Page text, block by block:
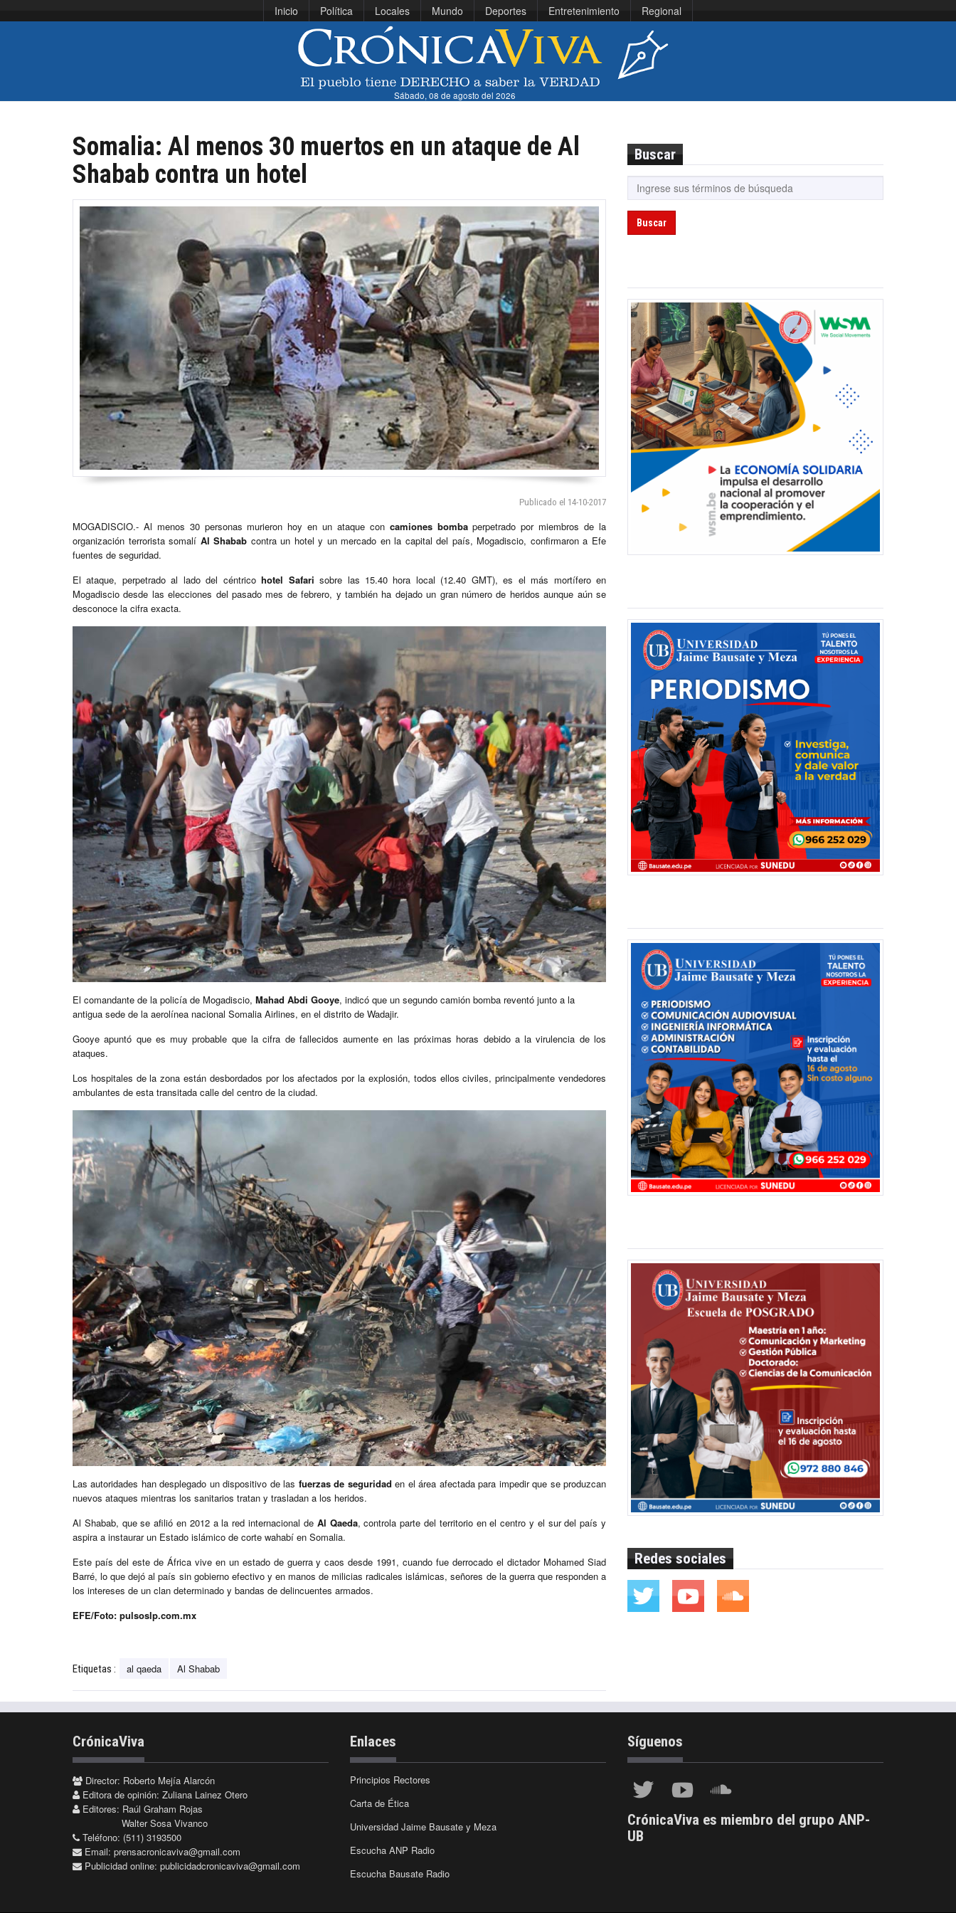
Inicio Política Locales Mundo Deportes Entretenimiento Regional
Sábado, 08 de agosto del 2026
Somalia: Al menos 30 muertos en un ataque de Al
Shabab contra un hotel
Publicado el 14-10-2017
MOGADISCIO.- Al menos 30 personas murieron hoy en un ataque con camiones bombaperpetrado por miembros de la
organización terrorista somalí Al Shabab contra un hotel y un mercado en la capital del país, Mogadiscio, confirmaron a Efe
fuentes de seguridad.
El ataque, perpetrado al lado del céntricohotel Safari sobre las 15.40 hora local (12.40 GMT), es el más mortífero en
Mogadiscio desde las elecciones del pasado mes de febrero, y también ha dejado un gran número de heridos aunque aún se
desconoce la cifra exacta.
El comandante de la policía de Mogadiscio, Mahad Abdi Gooye, indicó que un segundo camión bomba reventó junto a la
antigua sede de la aerolínea nacional Somalia Airlines, en el distrito de Wadajir.
Gooye apuntó que es muy probable que la cifra de fallecidos aumente en las próximas horas debido a la virulencia de los
ataques.
Los hospitales de la zona están desbordados por los afectados por la explosión, todos ellos civiles, principalmente vendedores
ambulantes de esta transitada calle del centro de la ciudad.
Las autoridades han desplegado un dispositivo de las fuerzas de seguridad en el área afectada para impedir que se produzcan
nuevos ataques mientras los sanitarios tratan y trasladan a los heridos.
Al Shabab, que se afilió en 2012 a la red internacional de Al Qaeda, controla parte del territorio en el centro y el sur del país y
aspira a instaurar un Estado islámico de corte wahabí en Somalia.
Este país del este de África vive en un estado de guerra y caos desde 1991, cuando fue derrocado el dictador Mohamed Siad
Barré, lo que dejó al país sin gobierno efectivo y en manos de milicias radicales islámicas, señores de la guerra que responden a
los intereses de un clan determinado y bandas de delincuentes armados.
EFE/Foto: pulsoslp.com.mx
Etiquetas : al qaeda Al Shabab
Buscar
Buscar
Redes sociales
CrónicaViva
Director: Roberto Mejía Alarcón
Editora de opinión: Zuliana Lainez Otero
Editores: Raúl Graham Rojas
Walter Sosa Vivanco
Teléfono: (511) 3193500
Email: prensacronicaviva@gmail.com
Publicidad online: publicidadcronicaviva@gmail.com
Enlaces
Principios Rectores
Carta de Ética
Universidad Jaime Bausate y Meza
Escucha ANP Radio
Escucha Bausate Radio
Síguenos
CrónicaViva es miembro del grupo ANP-
UB